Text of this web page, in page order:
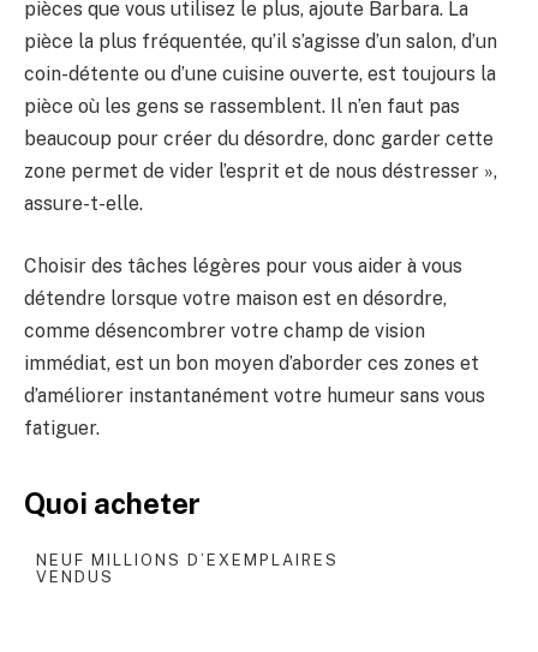
pièces que vous utilisez le plus, ajoute Barbara. La
pièce la plus fréquentée, qu’il s’agisse d’un salon, d’un
coin-détente ou d’une cuisine ouverte, est toujours la
pièce où les gens se rassemblent. Il n’en faut pas
beaucoup pour créer du désordre, donc garder cette
zone permet de vider l’esprit et de nous déstresser »,
assure-t-elle.
Choisir des tâches légères pour vous aider à vous
détendre lorsque votre maison est en désordre,
comme désencombrer votre champ de vision
immédiat, est un bon moyen d’aborder ces zones et
d’améliorer instantanément votre humeur sans vous
fatiguer.
Quoi acheter
NEUF MILLIONS D’EXEMPLAIRES
VENDUS